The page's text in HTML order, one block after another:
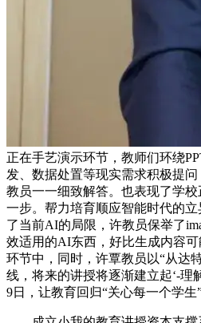
正在手艺演示环节，教师们环绕
发、数据处置等现实需求积极提
教员一一细致解答。也表现了学
一步。帮力培育顺应智能时代的
了当前AI的局限，许教员保举了
效适用的AI东西，好比生成内容
环节中，同时，许覃教员以“从达
线，将来的讲授将逐渐建立起‘-理
9日，让教育回归“关心每一个学生